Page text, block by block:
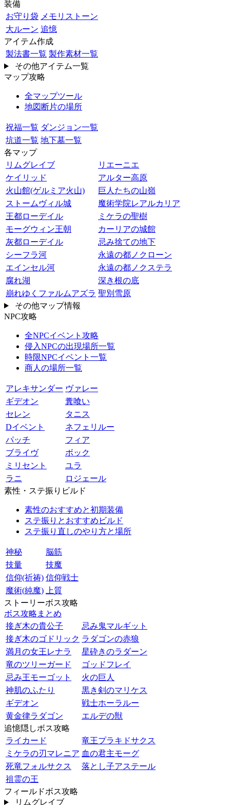
装備
お守り袋 メモリストーン
大ルーン 追憶
アイテム作成
製法書一覧 製作素材一覧
その他アイテム一覧
マップ攻略
全マップツール
地図断片の場所
祝福一覧 ダンジョン一覧
坑道一覧 地下墓一覧
各マップ
リムグレイブ
リエーニエ
ケイリッド
アルター高原
火山館(ゲルミア火山)
巨人たちの山嶺
ストームヴィル城
魔術学院レアルカリア
王都ローデイル
ミケラの聖樹
モーグウィン王朝
カーリアの城館
灰都ローデイル
忌み捨ての地下
シーフラ河
永遠の都ノクローン
エインセル河
永遠の都ノクステラ
腐れ湖
深き根の底
崩れゆくファルムアズラ 聖別雪原
その他マップ情報
NPC攻略
全NPCイベント攻略
侵入NPCの出現場所一覧
時限NPCイベント一覧
商人の場所一覧
アレキサンダー ヴァレー
ギデオン
糞喰い
セレン
タニス
Dイベント
ネフェリルー
パッチ
フィア
ブライヴ
ボック
ミリセント
ユラ
ラニ
ロジェール
素性・ステ振りビルド
素性のおすすめと初期装備
ステ振りとおすすめビルド
ステ振り直しのやり方と場所
神秘
脳筋
技量
技魔
信仰(祈祷) 信仰戦士
魔術(純魔)
上質
ストーリーボス攻略
ボス攻略まとめ
接ぎ木の貴公子
忌み鬼マルギット
接ぎ木のゴドリック ラダゴンの赤狼
満月の女王レナラ
星砕きのラダーン
竜のツリーガード
ゴッドフレイ
忌み王モーゴット
火の巨人
神肌のふたり
黒き剣のマリケス
ギデオン
戦士ホーラルー
黄金律ラダゴン
エルデの獣
追憶隠しボス攻略
ライカード
竜王プラキドサクス
ミケラの刃マレニア 血の君主モーグ
死竜フォルサクス
落とし子アステール
祖霊の王
フィールドボス攻略
リムグレイブ